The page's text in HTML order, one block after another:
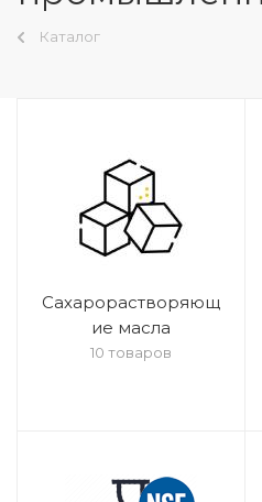
Каталог
Сахарорастворяющ
ие масла
10 товаров